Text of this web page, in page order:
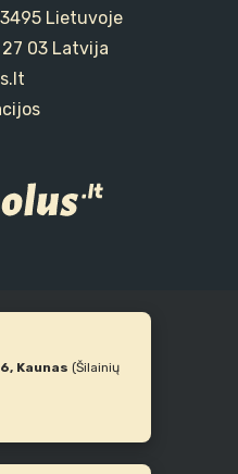
Lietuvoje
27 03 Latvija
Kaunas (Šilainių